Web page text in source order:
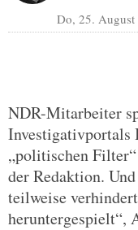
Do, 25. August
NDR-Mitarbeiter
Investigativportals
„politischen
der Redaktion.
teilweise
heruntergespielt“,